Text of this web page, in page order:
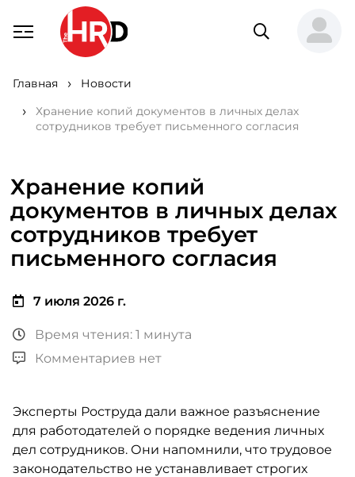
Главная
Новости
Хранение копий документов в личных делах
сотрудников требует письменного согласия
Хранение копий
документов в личных делах
сотрудников требует
письменного согласия
7 июля 2026 г.
Время чтения: 1 минута
Комментариев нет
Эксперты Роструда дали важное разъяснение
для работодателей о порядке ведения личных
дел сотрудников. Они напомнили, что трудовое
законодательство не устанавливает строгих